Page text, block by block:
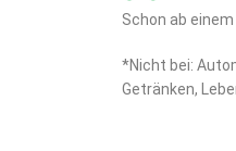
Schon ab
*Nicht bei:
Getränken,